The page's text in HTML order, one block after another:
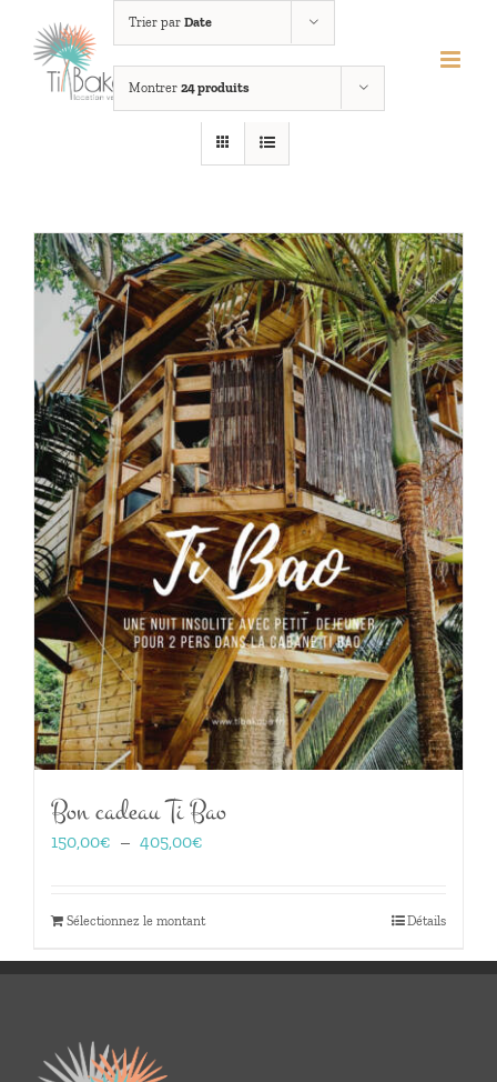
contenu
Trier par Date
Montrer 24 produits
Bon cadeau Ti Bao
150,00€ – 405,00€
à
Sélectionnez le montant Détails